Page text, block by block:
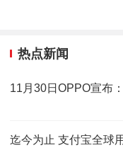
热点新闻
11月30日OPPO宣布
迄今为止 支付宝全球